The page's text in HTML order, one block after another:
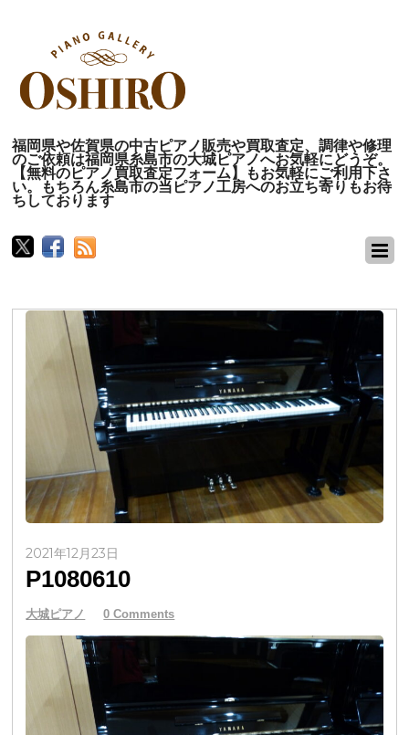
福岡県や佐賀県の中古ピアノ販売や買取査定、調律や修理
のご依頼は福岡県糸島市の大城ピアノへお気軽にどうぞ。
【無料のピアノ買取査定フォーム】もお気軽にご利用下さ
い。もちろん糸島市の当ピアノ工房へのお立ち寄りもお待
ちしております
2021年12月23日
P1080610
大城ピアノ 0 Comments